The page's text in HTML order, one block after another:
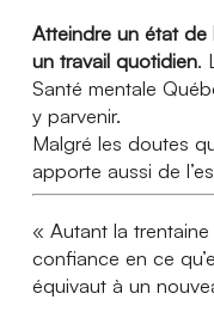
Atteindre un état de
un travail quotidien.
Santé mentale
y parvenir.
Malgré les doutes
apporte aussi de
« Autant la trentaine
confiance en ce
équivaut à un